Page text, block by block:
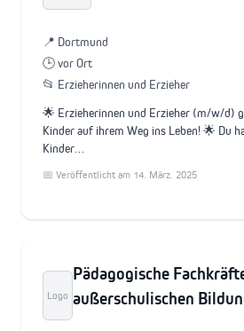
📍 Dortmund
🕒 vor Ort
📂 Erzieherinnen und Erzieher
🌟 Erzieherinnen und Erzieher (m/w/d)
Kinder auf ihrem Weg ins Leben! 🌟 Du
Kinder…
📅 Veröffentlicht am 14. März. 2025
Logo
Pädagogische
außerschulischen